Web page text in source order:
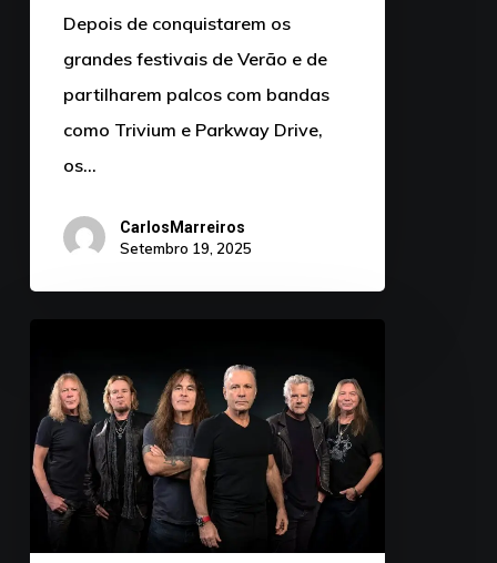
Depois de conquistarem os
grandes festivais de Verão e de
partilharem palcos com bandas
como Trivium e Parkway Drive,
os…
CarlosMarreiros
Setembro 19, 2025